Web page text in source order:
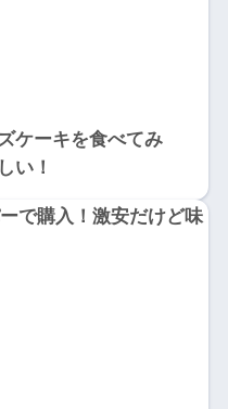
ケーキを食べてみ
い！